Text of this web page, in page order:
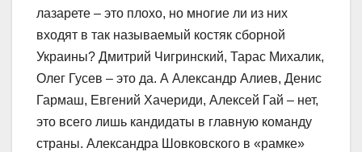
лазарете – это плохо, но многие ли из них
входят в так называемый костяк сборной
Украины? Дмитрий Чигринский, Тарас Михалик,
Олег Гусев – это да. А Александр Алиев, Денис
Гармаш, Евгений Хачериди, Алексей Гай – нет,
это всего лишь кандидаты в главную команду
страны. Александра Шовковского в «рамке»